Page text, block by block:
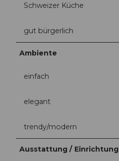
Schweizer Küche
gut bürgerlich
Ambiente
einfach
elegant
trendy/modern
Ausstattung / Einrichtung